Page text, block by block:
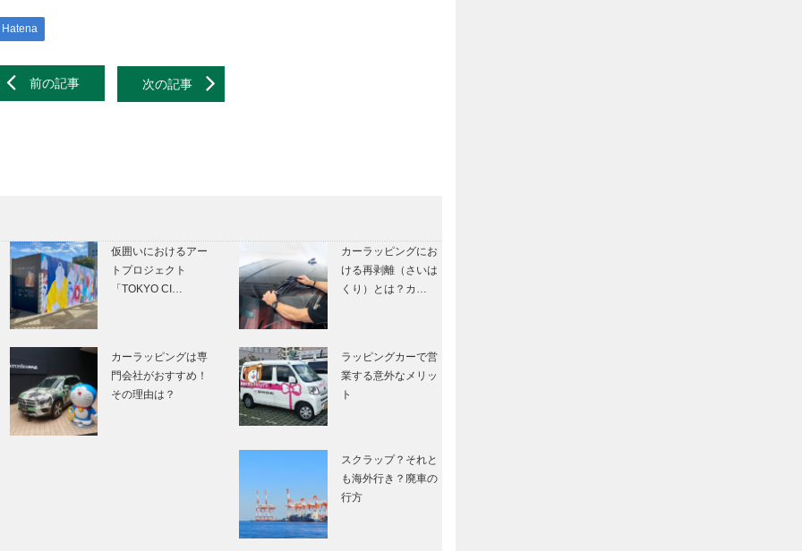
Hatena
前の記事 次の記事
仮囲いにおけるアー
トプロジェクト
「TOKYO CI…
カーラッピングにお
ける再剥離（さいは
くり）とは？カ…
カーラッピングは専
門会社がおすすめ！
その理由は？
ラッピングカーで営
業する意外なメリッ
ト
スクラップ？それと
も海外行き？廃車の
行方